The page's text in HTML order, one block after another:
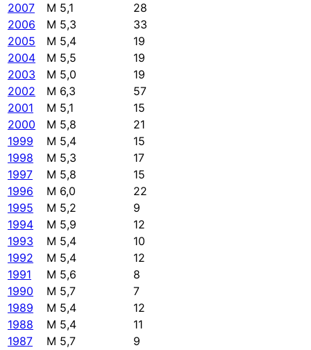
2007
M 5,1
28
2006
M 5,3
33
2005
M 5,4
19
2004
M 5,5
19
2003
M 5,0
19
2002
M 6,3
57
2001
M 5,1
15
2000
M 5,8
21
1999
M 5,4
15
1998
M 5,3
17
1997
M 5,8
15
1996
M 6,0
22
1995
M 5,2
9
1994
M 5,9
12
1993
M 5,4
10
1992
M 5,4
12
1991
M 5,6
8
1990
M 5,7
7
1989
M 5,4
12
1988
M 5,4
11
1987
M 5,7
9